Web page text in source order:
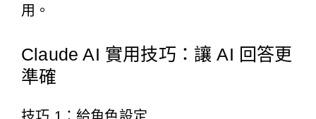
用。
Claude AI 實用技巧：讓 AI 回答更
準確